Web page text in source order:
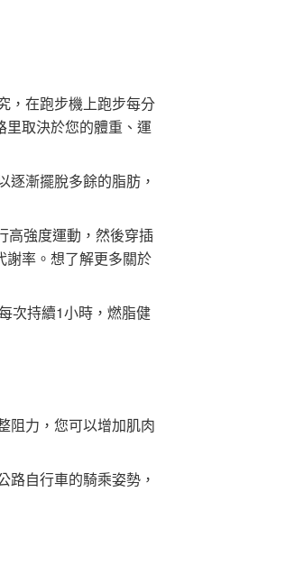
，在跑步機上跑步每分
里取決於您的體重、運
漸擺脫多餘的脂肪，
高強度運動，然後穿插
謝率。想了解更多關於
次持續1小時，燃脂健
阻力，您可以增加肌肉
路自行車的騎乘姿勢，